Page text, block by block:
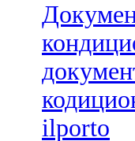
ilporto